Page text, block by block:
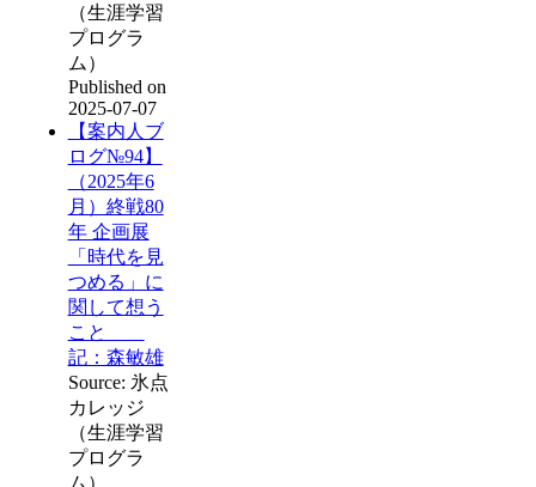
（生涯学習
プログラ
ム）
Published on
2025-07-07
【案内人ブ
ログ№94】
（2025年6
月）終戦80
年 企画展
「時代を見
つめる」に
関して想う
こと
記：森敏雄
Source: 氷点
カレッジ
（生涯学習
プログラ